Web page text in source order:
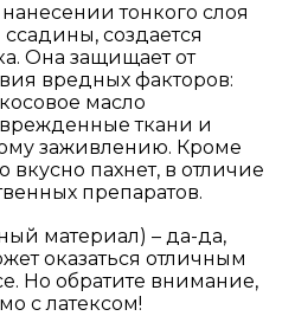
тонкого слоя
создается
Она защищает от
вредных факторов:
масло
ткани и
заживлению. Кроме
вкусно пахнет, в отличие
препаратов.
материал) – да-да,
оказаться отличным
Но обратите внимание,
с латексом!